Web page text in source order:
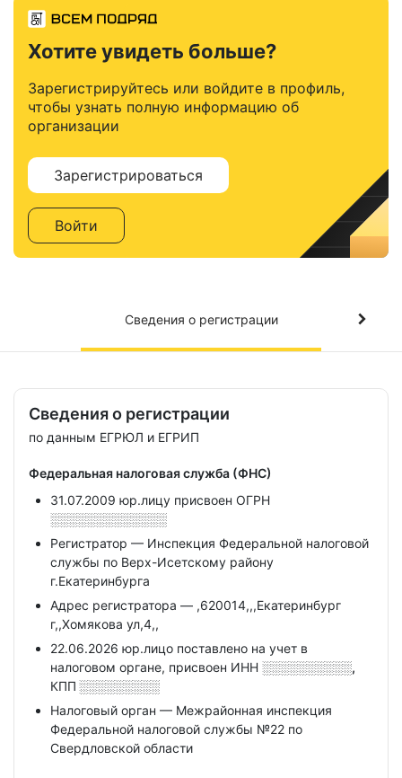
Хотите увидеть больше?
Зарегистрируйтесь или войдите в профиль,
чтобы узнать полную информацию об
организации
Зарегистрироваться
Войти
Сведения о регистрации
Сведения о регистрации
по данным ЕГРЮЛ и ЕГРИП
Федеральная налоговая служба (ФНС)
31.07.2009 юр.лицу присвоен ОГРН
░░░░░░░░░░░░░
Регистратор — Инспекция Федеральной налоговой
службы по Верх-Исетскому району
г.Екатеринбурга
Адрес регистратора — ,620014,,,Екатеринбург
г,,Хомякова ул,4,,
22.06.2026 юр.лицо поставлено на учет в
налоговом органе, присвоен ИНН ░░░░░░░░░░,
КПП ░░░░░░░░░
Налоговый орган — Межрайонная инспекция
Федеральной налоговой службы №22 по
Свердловской области